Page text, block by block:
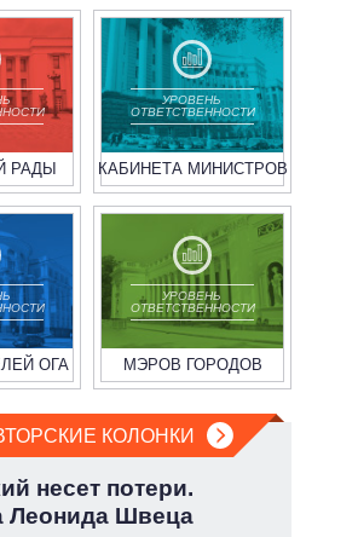
РАДЫ
УРОВЕНЬ
ОТВЕТСТВЕННОСТИ
КАБИНЕТА МИНИСТРОВ
ОГА
УРОВЕНЬ
ОТВЕТСТВЕННОСТИ
МЭРОВ ГОРОДОВ
КОЛОНКИ
несет потери.
Леонида Швеца